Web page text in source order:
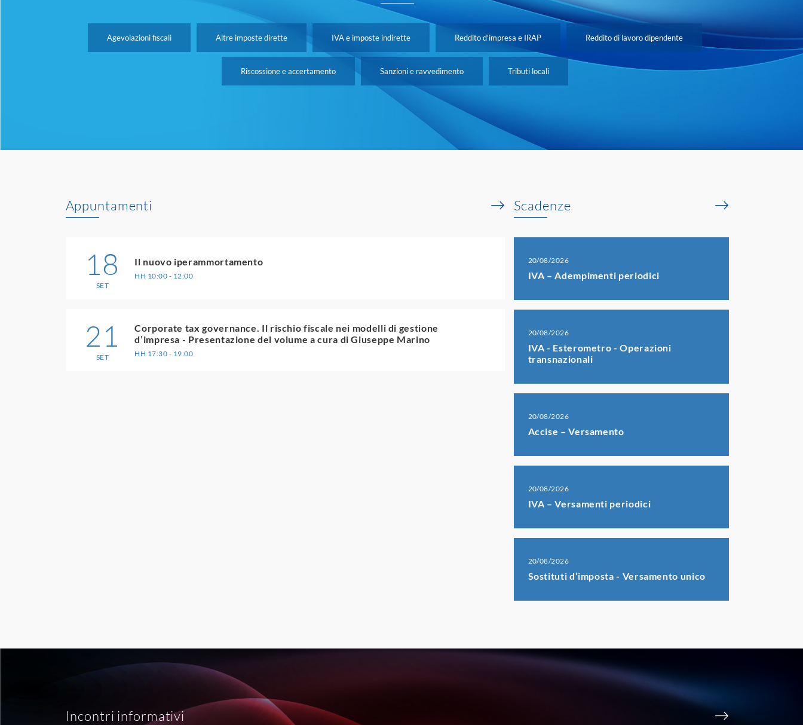
Agevolazioni fiscali Altre imposte dirette IVA e imposte indirette Reddito d'impresa e IRAP Reddito di lavoro dipendente
Riscossione e accertamento Sanzioni e ravvedimento Tributi locali
Appuntamenti
18
SET
Il nuovo iperammortamento
HH 10:00 - 12:00
21
SET
Corporate tax governance. Il rischio fiscale nei modelli di gestione
d’impresa - Presentazione del volume a cura di Giuseppe Marino
HH 17:30 - 19:00
Scadenze
20/08/2026
IVA – Adempimenti periodici
20/08/2026
IVA - Esterometro - Operazioni
transnazionali
20/08/2026
Accise – Versamento
20/08/2026
IVA – Versamenti periodici
20/08/2026
Sostituti d’imposta - Versamento unico
Incontri informativi